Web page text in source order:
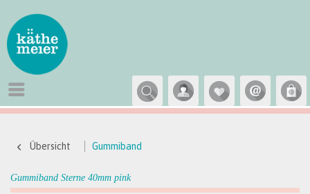
Übersicht Gummiband
Gummiband Sterne 40mm pink